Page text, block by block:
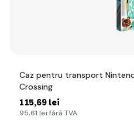
Caz pentru transport
Crossing
115,69 lei
95,61 lei fără TVA